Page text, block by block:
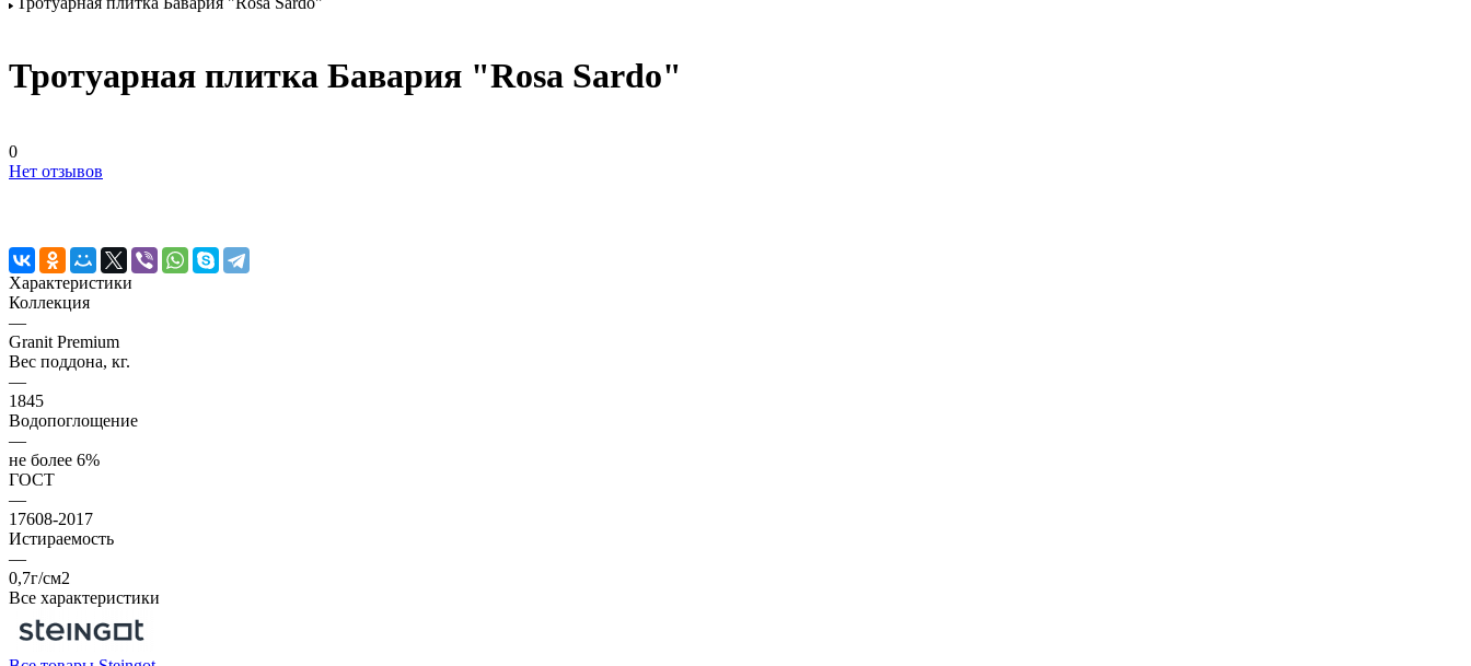
Тротуарная плитка Бавария "Rosa Sardo"
0
Нет отзывов
Характеристики
Коллекция
—
Granit Premium
Вес поддона, кг.
—
1845
Водопоглощение
—
не более 6%
ГОСТ
—
17608-2017
Истираемость
—
0,7г/см2
Все характеристики